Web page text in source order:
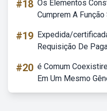
#18 Os Elementos
Cumprem A Função
#19 Expedida/
Requisição De
#20 é Comum
Em Um Mesmo